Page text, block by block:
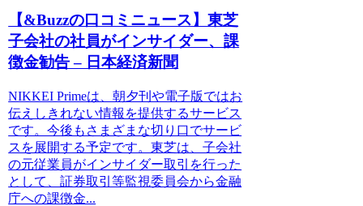
【&Buzzの口コミニュース】東芝
子会社の社員がインサイダー、課
徴金勧告 – 日本経済新聞
NIKKEI Primeは、朝夕刊や電子版ではお
伝えしきれない情報を提供するサービス
です。今後もさまざまな切り口でサービ
スを展開する予定です。東芝は、子会社
の元従業員がインサイダー取引を行った
として、証券取引等監視委員会から金融
庁への課徴金...